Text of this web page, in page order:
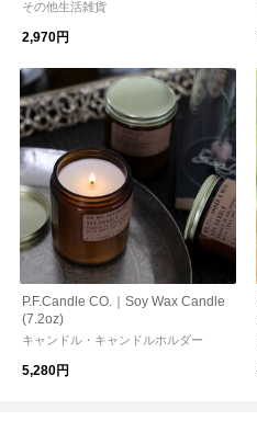
その他生活雑貨
2,970円
P.F.Candle CO.｜Soy Wax Candle
(7.2oz)
キャンドル・キャンドルホルダー
5,280円